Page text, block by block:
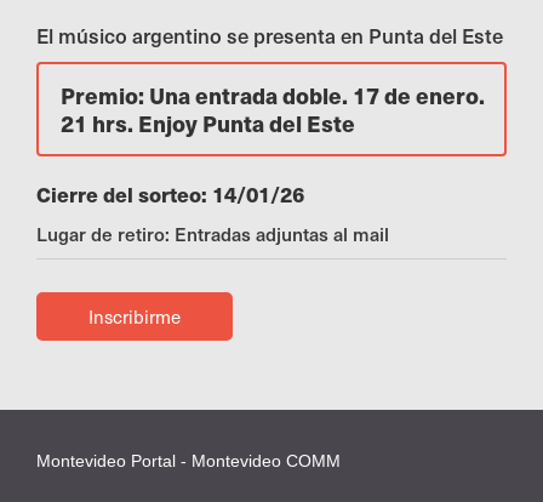
El músico argentino se presenta en Punta del Este
Premio: Una entrada doble. 17 de enero.
21 hrs. Enjoy Punta del Este
Cierre del sorteo: 14/01/26
Lugar de retiro: Entradas adjuntas al mail
Inscribirme
Montevideo Portal - Montevideo COMM